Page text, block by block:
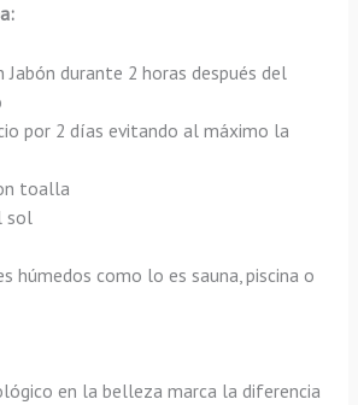
Jabón durante 2 horas después del
por 2 días evitando al máximo la
toalla
sol
húmedos como lo es sauna, piscina o
en la belleza marca la diferencia